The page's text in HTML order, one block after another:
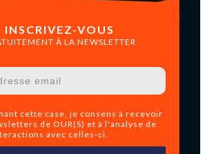
INSCRIVEZ-VOUS
À LA NEWSLETTER
cette case, je consens à recevoir
de OUR(S) et à l'analyse de
avec celles-ci.